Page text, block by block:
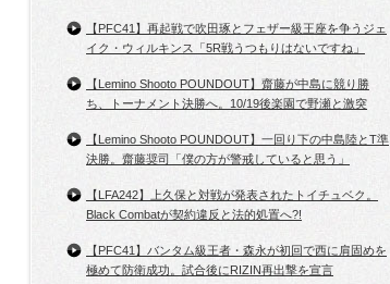
【PFC41】再起戦で吹田琢とフェザー級王座を争うジェ
イク・ウィルキンス「5R戦うつもりはないですね」
【Lemino Shooto POUNDOUT】齋藤が中島に競り勝
ち、トーナメント決勝へ。10/19後楽園で野瀬と激突
【Lemino Shooto POUNDOUT】一回り下の中島陸とT準
決勝。齋藤奨司「僕の方が警戒していると思う」
【LFA242】上久保と対戦が発表されたトイチュベク。
Black Combatが契約違反と法的処置へ?!
【PFC41】バンタム級王者・森永が初回で西に肩固めを
極めて防衛成功。試合後にRIZIN再出撃を宣言